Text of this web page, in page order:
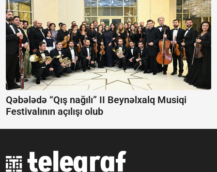
Qəbələdə “Qış nağılı” II Beynəlxalq Musiqi
Festivalının açılışı olub